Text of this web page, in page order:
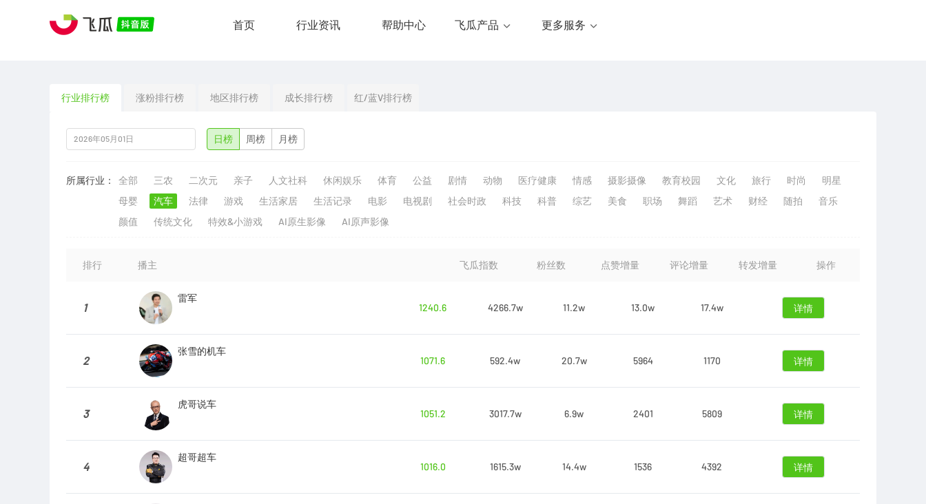
首页 行业资讯 帮助中心 飞瓜产品 更多服务
行业排行榜 涨粉排行榜 地区排行榜 成长排行榜 红/蓝V排行榜
日榜 周榜 月榜
所属行业： 全部 三农 二次元 亲子 人文社科 休闲娱乐 体育 公益 剧情 动物 医疗健康 情感 摄影摄像 教育校园 文化 旅行 时尚
明星
母婴
汽车 法律 游戏 生活家居 生活记录 电影 电视剧 社会时政 科技 科普 综艺 美食 职场 舞蹈 艺术 财经 随拍
音乐
颜值
传统文化 特效&小游戏 AI原生影像 AI原声影像
排行 播主 飞瓜指数 粉丝数 点赞增量 评论增量 转发增量 操作
1
雷军
1240.6
4266.7w 11.2w 13.0w 17.4w 详情
2
张雪的机车
1071.6
592.4w 20.7w 5964 1170 详情
3
虎哥说车
1051.2
3017.7w 6.9w 2401 5809 详情
4
超哥超车
1016.0
1615.3w 14.4w 1536 4392 详情